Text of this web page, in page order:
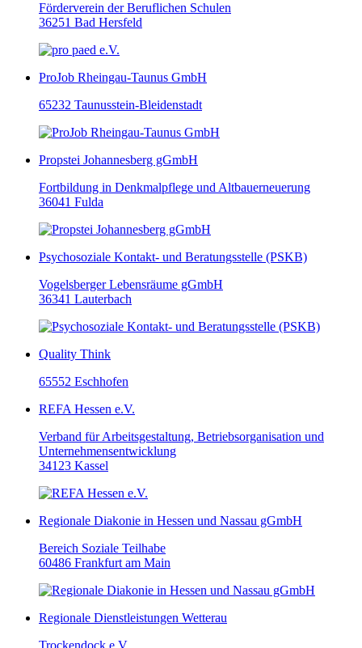
Förderverein der Beruflichen Schulen
36251 Bad Hersfeld
ProJob Rheingau-Taunus GmbH
65232 Taunusstein-Bleidenstadt
Propstei Johannesberg gGmbH
Fortbildung in Denkmalpflege und Altbauerneuerung
36041 Fulda
Psychosoziale Kontakt- und Beratungsstelle (PSKB)
Vogelsberger Lebensräume gGmbH
36341 Lauterbach
Quality Think
65552 Eschhofen
REFA Hessen e.V.
Verband für Arbeitsgestaltung, Betriebsorganisation und
Unternehmensentwicklung
34123 Kassel
Regionale Diakonie in Hessen und Nassau gGmbH
Bereich Soziale Teilhabe
60486 Frankfurt am Main
Regionale Dienstleistungen Wetterau